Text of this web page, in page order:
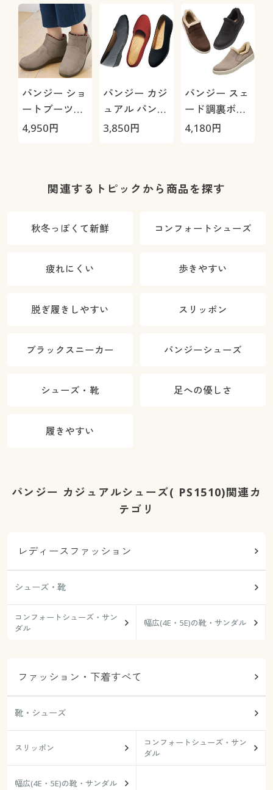
パンジー ショ
ートブーツ
(PS1483)
4,950円
パンジー カジ
ュアル パンプ
ス シューズ
量)
3,850円
パンジー スェ
ード調裏ボア
スリッポン
4,180円
関連するトピックから商品を探す
秋冬っぽくて新鮮 コンフォートシューズ
疲れにくい 歩きやすい
脱ぎ履きしやすい スリッポン
ブラックスニーカー パンジーシューズ
シューズ・靴 足への優しさ
履きやすい
パンジー カジュアルシューズ( PS1510)関連カ
テゴリ
レディースファッション
シューズ・靴
コンフォートシューズ・サン
ダル
幅広(4E・5E)の靴・サンダル
ファッション・下着すべて
靴・シューズ
スリッポン
コンフォートシューズ・サン
ダル
幅広(4E・5E)の靴・サンダル